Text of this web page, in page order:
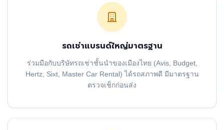
รถเช่าแบรนด์ใหญ่มาตรฐาน
ร่วมมือกับบริษัทรถเช่าชั้นนำของเมืองไทย (Avis, Budget,
Hertz, Sixt, Master Car Rental) ได้รถสภาพดี มีมาตรฐาน
ตรวจเช็กก่อนส่ง